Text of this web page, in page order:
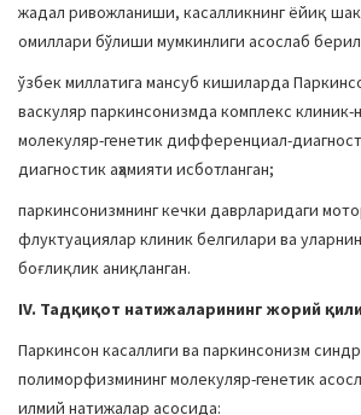
жадал ривожланиши, касалликнинг ёйиқ
омиллари бўлиши мумкинлиги асослаб
ўзбек миллатига мансуб кишиларда
васкуляр паркинсонизмда комплекс клиник-
молекуляр-генетик дифференциал-
диагностик аҳамияти исботланган;
паркинсонизмнинг кечки даврларидаги
флуктуациялар клиник белгилари ва
боғлиқлик аниқланган.
IV. Тадқиқот натижаларининг жорий
Паркинсон касаллиги ва паркинсонизм
полиморфизмининг молекуляр-генетик
илмий натижалар асосида: